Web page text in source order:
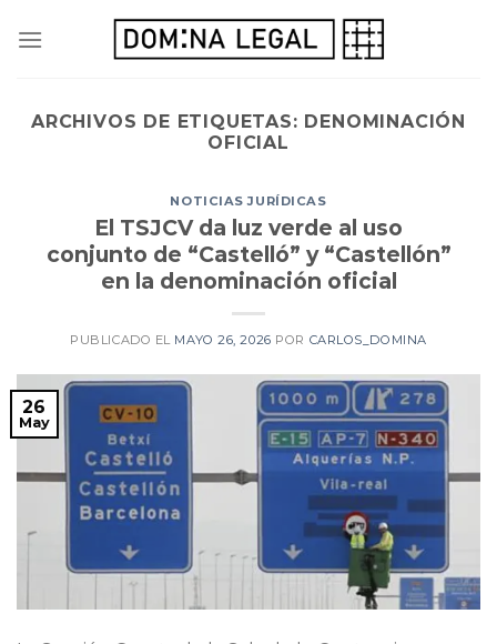
ARCHIVOS DE ETIQUETAS: DENOMINACIÓN
OFICIAL
NOTICIAS JURÍDICAS
El TSJCV da luz verde al uso
conjunto de “Castelló” y “Castellón”
en la denominación oficial
PUBLICADO EL MAYO 26, 2026 POR CARLOS_DOMINA
26
May